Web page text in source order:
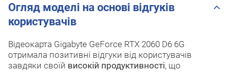
Огляд моделі на основі відгуків
користувачів
Відеокарта Gigabyte GeForce RTX 2060 D6 6G
отримала позитивні відгуки від користувачів
завдяки своїй високій продуктивності, що